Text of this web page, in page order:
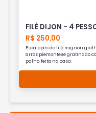
FILÉ DIJON - 4
R$ 250,00
Escalopes de filé mignon
arroz piemontese gratinado
palha feita na casa.